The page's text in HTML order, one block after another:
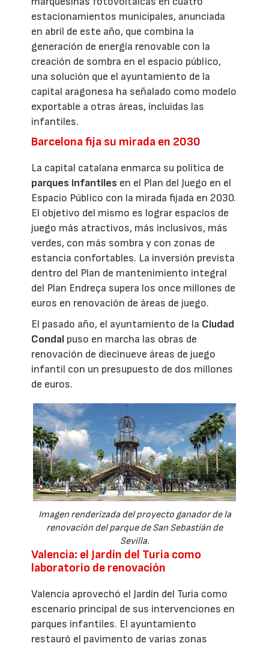
estacionamientos municipales, anunciada
en abril de este año, que combina la
generación de energía renovable con la
creación de sombra en el espacio público,
una solución que el ayuntamiento de la
capital aragonesa ha señalado como modelo
exportable a otras áreas, incluidas las
infantiles.
Barcelona fija su mirada en 2030
La capital catalana enmarca su política de
parques infantiles en el Plan del Juego en el
Espacio Público con la mirada fijada en 2030.
El objetivo del mismo es lograr espacios de
juego más atractivos, más inclusivos, más
verdes, con más sombra y con zonas de
estancia confortables. La inversión prevista
dentro del Plan de mantenimiento integral
del Plan Endreça supera los once millones de
euros en renovación de áreas de juego.
El pasado año, el ayuntamiento de la Ciudad
Condal puso en marcha las obras de
renovación de diecinueve áreas de juego
infantil con un presupuesto de dos millones
de euros.
Imagen renderizada del proyecto ganador de la
renovación del parque de San Sebastián de
Sevilla.
Valencia: el Jardín del Turia como
laboratorio de renovación
Valencia aprovechó el Jardín del Turia como
escenario principal de sus intervenciones en
parques infantiles. El ayuntamiento
restauró el pavimento de varias zonas